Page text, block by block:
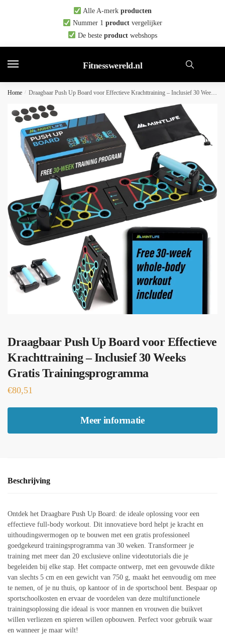
Alle A-merk producten
Nummer 1 productvergelijker
De beste productwebshops
Fitnesswereld.nl
Home / Draagbaar Push Up Board voor Effectieve Krachttraining – Inclusief 30 Weeks Gratis Trainingsprogramma
Draagbaar Push Up Board voor Effectieve
Krachttraining – Inclusief 30 Weeks
Gratis Trainingsprogramma
€80,51
Meer informatie
Beschrijving
Ontdek het Draagbare Push Up Board: de ideale oplossing voor een
effectieve full-body workout. Dit innovatieve bord helpt je kracht en
uithoudingsvermogen op te bouwen met een gratis professioneel
goedgekeurd trainingsprogramma van 30 weken. Transformeer je
training met meer dan 20 exclusieve online videotutorials die je
begeleiden bij elke stap. Het compacte ontwerp, met een gevouwde dikte
van slechts 5 cm en een gewicht van 750 g, maakt het eenvoudig om mee
te nemen, of je nu thuis, op kantoor of in de sportschool bent. Bespaar op
sportschoolkosten en ervaar de voordelen van deze multifunctionele
trainingsoplossing die ideaal is voor mannen en vrouwen die buikvet
willen verliezen en spieren willen opbouwen. Perfect voor gebruik waar
en wanneer je maar wilt!